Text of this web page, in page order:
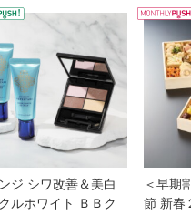
WEEKLY PUSH
ジ シワ改善＆美白
ルホワイト ＢＢク
＜早期
節 新春